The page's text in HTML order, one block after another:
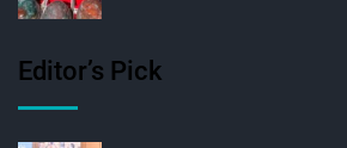
Editor’s Pick